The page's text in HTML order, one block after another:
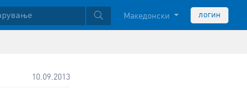
Македонски логин
10.09.2013